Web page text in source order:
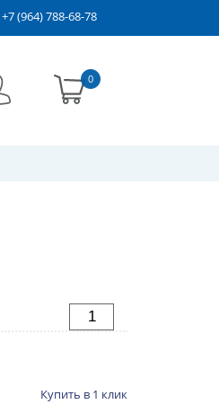
+7 (964) 788-68-78
0
Купить в 1 клик